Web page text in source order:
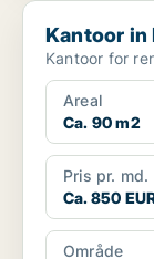
Kantoor in
Kantoor in
Kantoor for
Areal
Ca. 90 m2
Pris pr. md.
Ca. 850
Område